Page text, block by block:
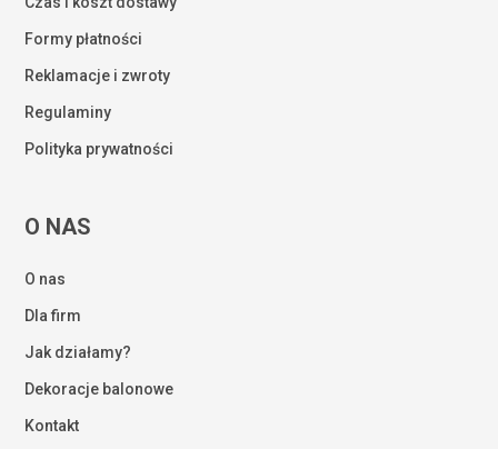
Formy płatności
Reklamacje i zwroty
Regulaminy
Polityka prywatności
O NAS
O nas
Dla firm
Jak działamy?
Dekoracje balonowe
Kontakt